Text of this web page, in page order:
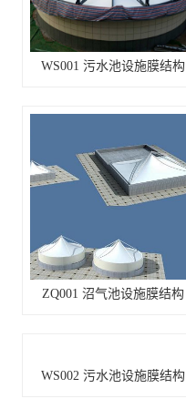
WS001 污水池设施膜结构
ZQ001 沼气池设施膜结构
WS002 污水池设施膜结构